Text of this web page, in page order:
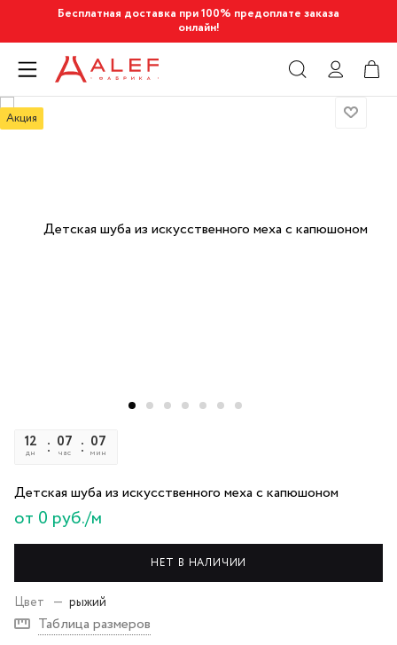
Бесплатная доставка при 100% предоплате заказа
онлайн!
Акция
12
дн
07
час
07
мин
Детская шуба из искусственного меха с капюшоном
от 0 руб./м
НЕТ В НАЛИЧИИ
Цвет — рыжий
Таблица размеров